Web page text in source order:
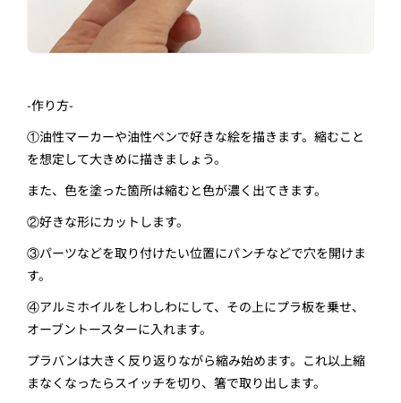
-作り方-
①油性マーカーや油性ペンで好きな絵を描きます。縮むこと
を想定して大きめに描きましょう。
また、色を塗った箇所は縮むと色が濃く出てきます。
②好きな形にカットします。
③パーツなどを取り付けたい位置にパンチなどで穴を開けま
す。
④アルミホイルをしわしわにして、その上にプラ板を乗せ、
オーブントースターに入れます。
プラバンは大きく反り返りながら縮み始めます。これ以上縮
まなくなったらスイッチを切り、箸で取り出します。